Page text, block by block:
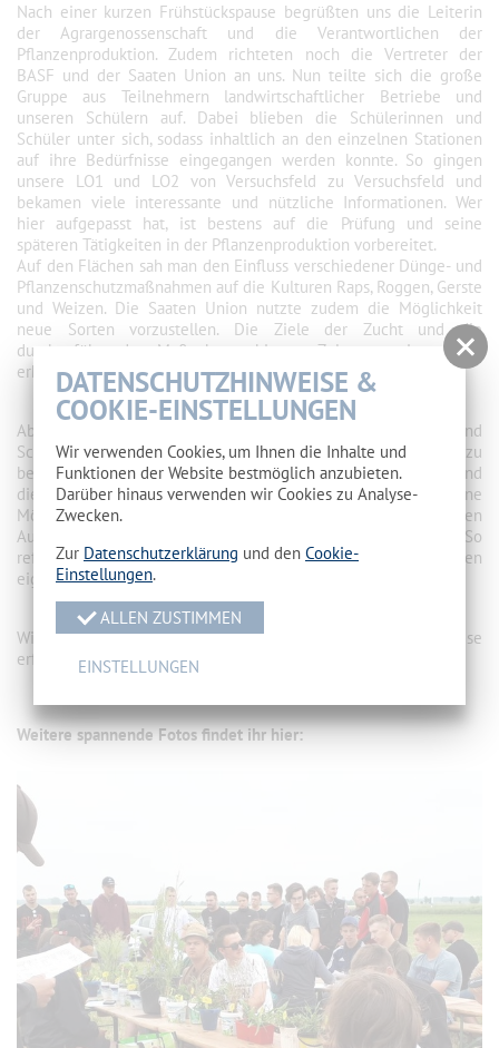
Nach einer kurzen Frühstückspause begrüßten uns die Leiterin
der Agrargenossenschaft und die Verantwortlichen der
Pflanzenproduktion. Zudem richteten noch die Vertreter der
BASF und der Saaten Union an uns. Nun teilte sich die große
Gruppe aus Teilnehmern landwirtschaftlicher Betriebe und
unseren Schülern auf. Dabei blieben die Schülerinnen und
Schüler unter sich, sodass inhaltlich an den einzelnen Stationen
auf ihre Bedürfnisse eingegangen werden konnte. So gingen
unsere LO1 und LO2 von Versuchsfeld zu Versuchsfeld und
bekamen viele interessante und nützliche Informationen. Wer
hier aufgepasst hat, ist bestens auf die Prüfung und seine
späteren Tätigkeiten in der Pflanzenproduktion vorbereitet.
Auf den Flächen sah man den Einfluss verschiedener Dünge- und
Pflanzenschutzmaßnahmen auf die Kulturen Raps, Roggen, Gerste
und Weizen. Die Saaten Union nutzte zudem die Möglichkeit
neue Sorten vorzustellen. Die Ziele der Zucht und die
durchzuführenden Maßnahmen bis zur Zulassung einer Sorte
erklärten die Mitarbeiter sehr anschaulich.
Abschließend bot sich den interessierten Schülerinnen und
Schülern die Möglichkeit die Agrargenossenschaft Goßmar zu
besichtigen. Diese Gelegenheit wird nur wenigen eröffnet und
die Lehrlinge unseres Abschlussjahrganges nutzten die gebotene
Möglichkeit sehr intensiv. Häufig wurde diskutiert, was auf den
Ausbildungsbetrieben eventuell anders gemacht wird. So
reflektierten sie sowohl diesen Betrieb, besonders aber den
eigenen Betrieb.
Wir danken den Organisatoren und dem Betrieb für diese
erfolgreiche Exkursion.
Weitere spannende Fotos findet ihr hier:
DATENSCHUTZHINWEISE &
COOKIE-EINSTELLUNGEN
Wir verwenden Cookies, um Ihnen die Inhalte und
Funktionen der Website bestmöglich anzubieten.
Darüber hinaus verwenden wir Cookies zu Analyse-
Zwecken.
Zur Datenschutzerklärung und den Cookie-
Einstellungen.
ALLEN ZUSTIMMEN
EINSTELLUNGEN